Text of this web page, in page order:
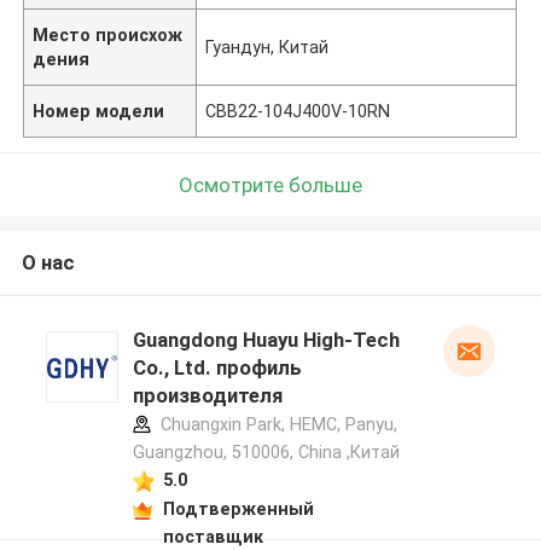
Место происхож
дения
Гуандун, Китай
Номер модели CBB22-104J400V-10RN
Осмотрите больше
О нас
Guangdong Huayu High-Tech
Co., Ltd. профиль
производителя
Chuangxin Park, HEMC, Panyu,
Guangzhou, 510006, China ,Китай
5.0
Подтверженный
поставщик